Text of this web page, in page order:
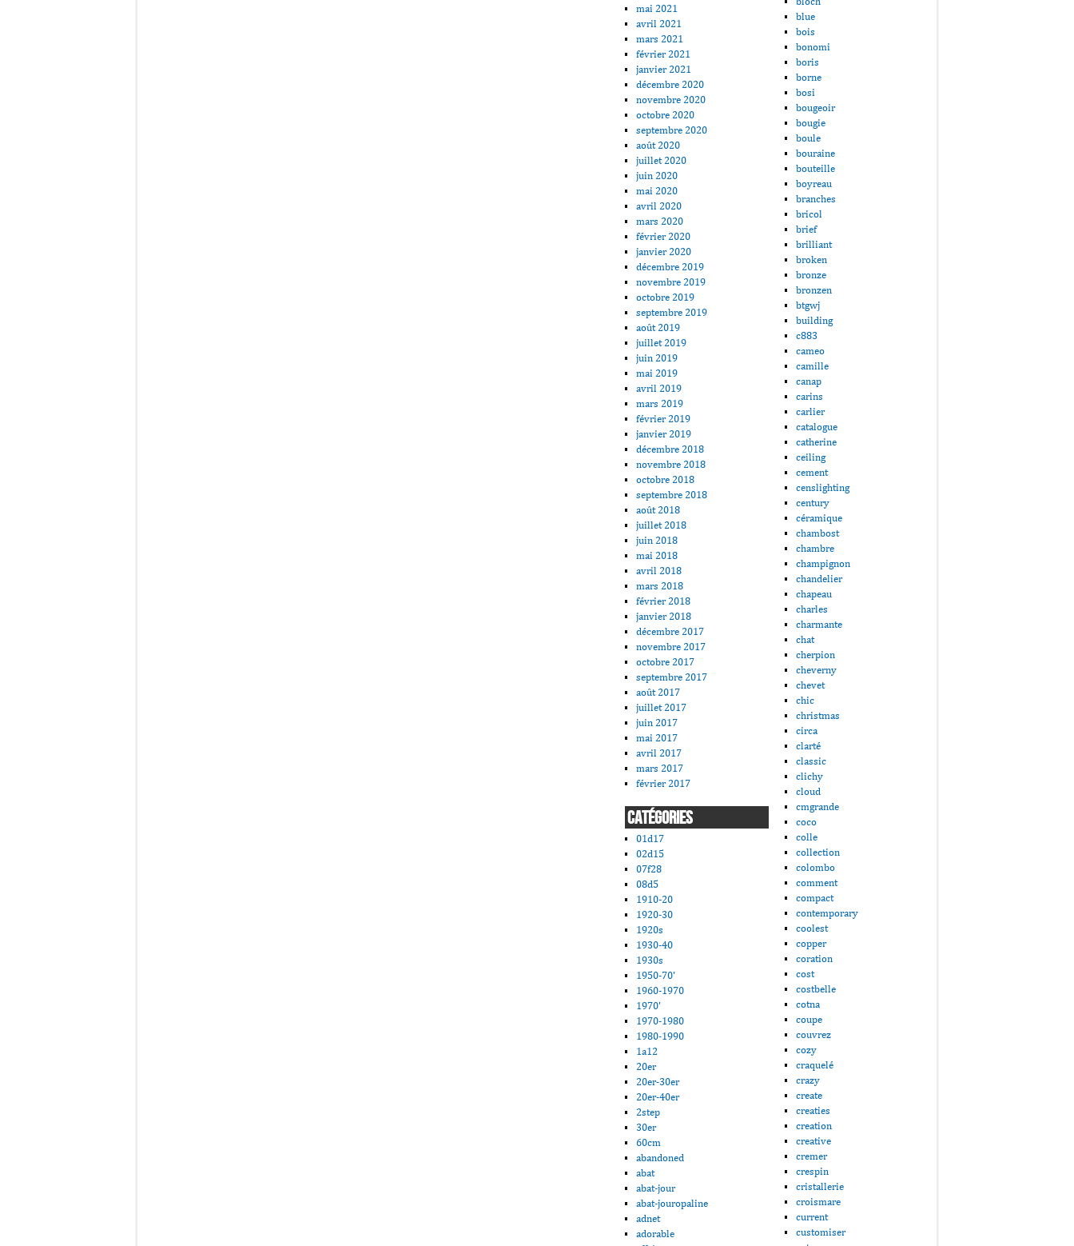
mai 2021
avril 2021
mars 2021
février 2021
janvier 2021
décembre 2020
novembre 2020
octobre 2020
septembre 2020
août 2020
juillet 2020
juin 2020
mai 2020
avril 2020
mars 2020
février 2020
janvier 2020
décembre 2019
novembre 2019
octobre 2019
septembre 2019
août 2019
juillet 2019
juin 2019
mai 2019
avril 2019
mars 2019
février 2019
janvier 2019
décembre 2018
novembre 2018
octobre 2018
septembre 2018
août 2018
juillet 2018
juin 2018
mai 2018
avril 2018
mars 2018
février 2018
janvier 2018
décembre 2017
novembre 2017
octobre 2017
septembre 2017
août 2017
juillet 2017
juin 2017
mai 2017
avril 2017
mars 2017
février 2017
CATÉGORIES
01d17
02d15
07f28
08d5
1910-20
1920-30
1920s
1930-40
1930s
1950-70'
1960-1970
1970'
1970-1980
1980-1990
1a12
20er
20er-30er
20er-40er
2step
30er
60cm
abandoned
abat
abat-jour
abat-jouropaline
adnet
adorable
blue
bois
bonomi
boris
borne
bosi
bougeoir
bougie
boule
bouraine
bouteille
boyreau
branches
bricol
brief
brilliant
broken
bronze
bronzen
btgwj
building
c883
cameo
camille
canap
carins
carlier
catalogue
catherine
ceiling
cement
censlighting
century
céramique
chambost
chambre
champignon
chandelier
chapeau
charles
charmante
chat
cherpion
cheverny
chevet
chic
christmas
circa
clarté
classic
clichy
cloud
cmgrande
coco
colle
collection
colombo
comment
compact
contemporary
coolest
copper
coration
cost
costbelle
cotna
coupe
couvrez
cozy
craquelé
crazy
create
creaties
creation
creative
cremer
crespin
cristallerie
croismare
current
customiser